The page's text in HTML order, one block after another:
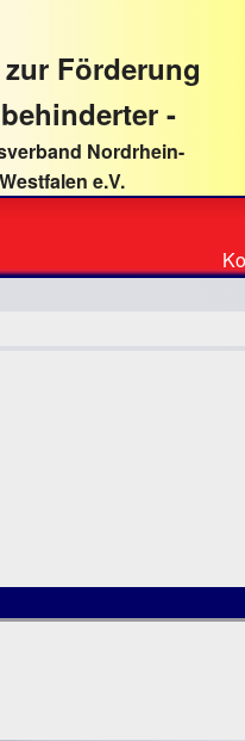
Förderung
-
Nordrhein-
Westfalen e.V.